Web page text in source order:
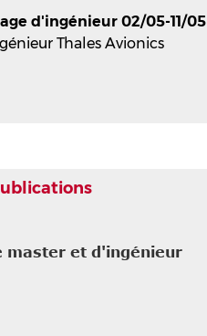
d'ingénieur 02/05-11/05
Thales Avionics
master et d'ingénieur